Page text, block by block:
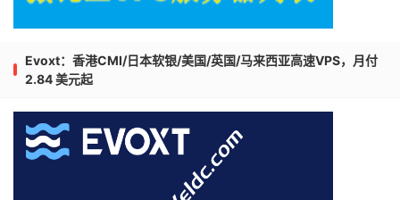
Evoxt：香港CMI/日本软银/美国/英国/马来西亚高速VPS，月付
2.84 美元起